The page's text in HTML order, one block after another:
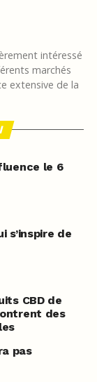
intéressé
marchés
extensive de la
le 6
s’inspire de
CBD de
des
pas